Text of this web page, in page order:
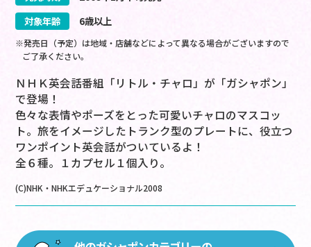
対象年齢
6歳以上
※発売日（予定）は地域・店舗などによって異なる場合がございますので
ご了承ください。
ＮＨＫ英会話番組「リトル・チャロ」が「ガシャポン」
で登場！
色々な表情やポーズをとった可愛いチャロのマスコッ
ト。旅をイメージしたトランク型のプレートに、役立つ
ワンポイント英会話がついているよ！
全６種。１カプセル１個入り。
(C)NHK・NHKエデュケーショナル2008